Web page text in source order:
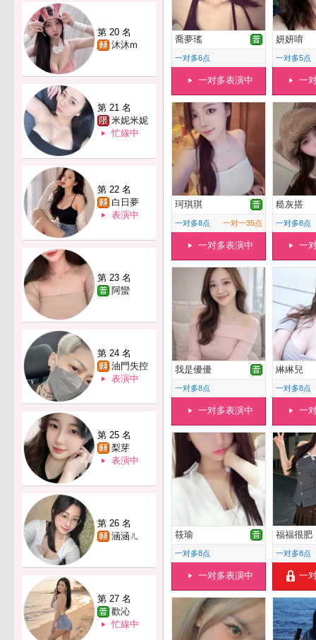
第 20 名
沐沐m
第 21 名
米妮米妮
忙線中
第 22 名
白日夢
表演中
第 23 名
阿蠻
第 24 名
油門失控
表演中
第 25 名
梨芽
表演中
第 26 名
涵涵ㄦ
第 27 名
歡沁
忙線中
喬夢瑤
一对多6点
一对多表演中
妍妍唷
一对多5点
一
珂琪琪
一对多8点 一对一35点
一对多表演中
糙灰搭
一对多8点
一
我是優優
一对多8点
一对多表演中
綝綝兒
一对多8点
一
筱瑜
一对多8点
一对多表演中
福福很肥
一对多8点
一